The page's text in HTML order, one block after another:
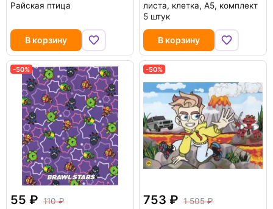
Райская птица
В корзину
листа, клетка, А5, комплект
5 штук
В корзину
-50%
55
110
-50%
753
1 505